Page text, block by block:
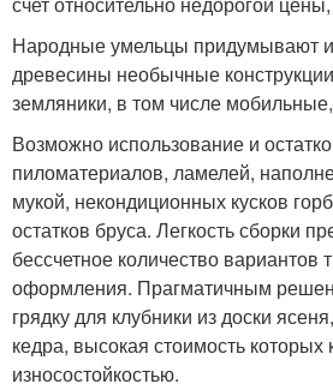
Народные умельцы придумывают
древесины необычные
земляники, в том числе
Возможно использование и
пиломатериалов, ламелей,
мукой, некондиционных кусков
остатков бруса. Легкость сборки
бессчетное количество вариантов
оформления. Прагматичным
грядку для клубники из доски
кедра, высокая стоимость которых
износостойкостью.